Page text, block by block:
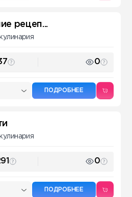
рецеп...
0
ПОДРОБНЕЕ
0
ПОДРОБНЕЕ